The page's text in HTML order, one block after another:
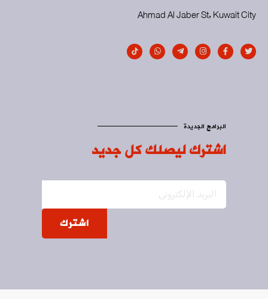
Ahmad Al Jaber St, Kuwait City
البرامج الجديدة
اشترك ليصلك كل جديد
اشترك